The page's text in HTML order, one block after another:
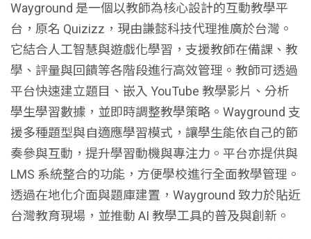
Wayground 是一個以教師為核心設計的互動教學平
台，原名 Quizizz，現由謙懿科技代理推廣於台灣。
它結合人工智慧與遊戲化學習，支援教師在備課、教
學、評量與回饋等各階段進行高效管理。教師可透過
平台快速建立題目、嵌入 YouTube 教學影片、分析
學生學習數據，並即時調整教學策略。Wayground 支
援多種題型與自適應學習模式，讓學生能依自己的節
奏參與互動，提升學習動機與專注力。平台亦提供與
LMS 系統整合的功能，方便學校進行全面教學管理。
透過在地化介面與題庫建置，Wayground 致力於貼近
台灣教育現場，並推動 AI 教學工具的普及與創新。